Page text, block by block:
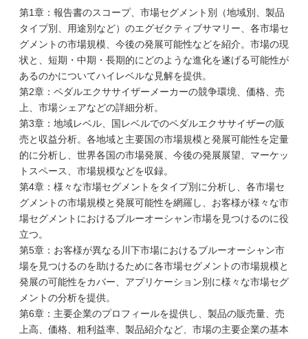
第1章：報告書のスコープ、市場セグメント別（地域別、製品
タイプ別、用途別など）のエグゼクティブサマリー、各市場セ
グメントの市場規模、今後の発展可能性などを紹介。市場の現
状と、短期・中期・長期的にどのような進化を遂げる可能性が
あるのかについてハイレベルな見解を提供。
第2章：ペダルエクササイザーメーカーの競争環境、価格、売
上、市場シェアなどの詳細分析。
第3章：地域レベル、国レベルでのペダルエクササイザーの販
売と収益分析。各地域と主要国の市場規模と発展可能性を定量
的に分析し、世界各国の市場発展、今後の発展展望、マーケッ
トスペース、市場規模などを収録。
第4章：様々な市場セグメントをタイプ別に分析し、各市場セ
グメントの市場規模と発展可能性を網羅し、お客様が様々な市
場セグメントにおけるブルーオーシャン市場を見つけるのに役
立つ。
第5章：お客様が異なる川下市場におけるブルーオーシャン市
場を見つけるのを助けるために各市場セグメントの市場規模と
発展の可能性をカバー、アプリケーション別に様々な市場セグ
メントの分析を提供。
第6章：主要企業のプロフィールを提供し、製品の販売量、売
上高、価格、粗利益率、製品紹介など、市場の主要企業の基本